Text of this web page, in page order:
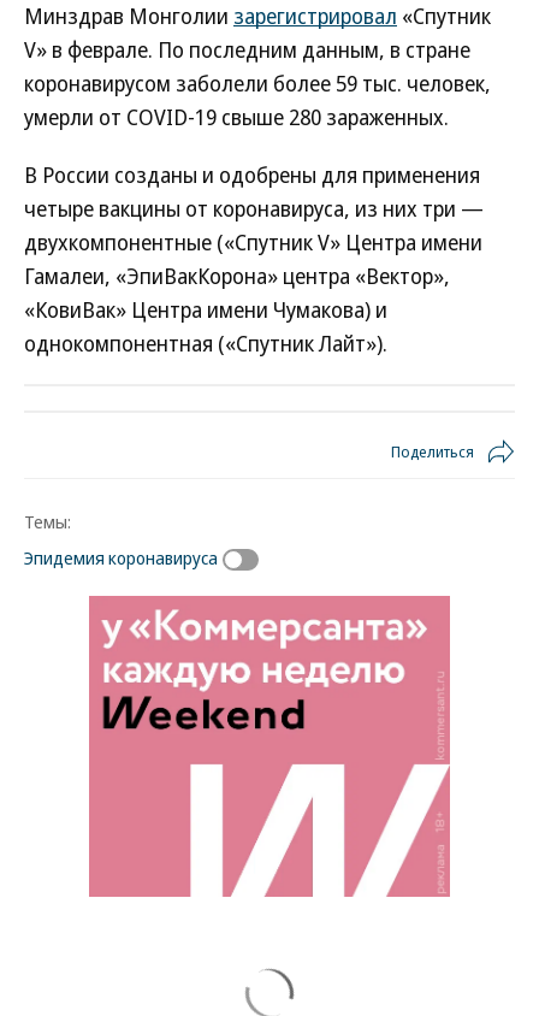
Минздрав Монголии зарегистрировал «Спутник
V» в феврале. По последним данным, в стране
коронавирусом заболели более 59 тыс. человек,
умерли от COVID-19 свыше 280 зараженных.
В России созданы и одобрены для применения
четыре вакцины от коронавируса, из них три —
двухкомпонентные («Спутник V» Центра имени
Гамалеи, «ЭпиВакКорона» центра «Вектор»,
«КовиВак» Центра имени Чумакова) и
однокомпонентная («Спутник Лайт»).
Поделиться
Темы:
Эпидемия коронавируса